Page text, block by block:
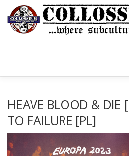
Prejsť
obsah
KONTAKTY GUESTBOOK
HEAVE BLOOD & DIE
TO FAILURE [PL]